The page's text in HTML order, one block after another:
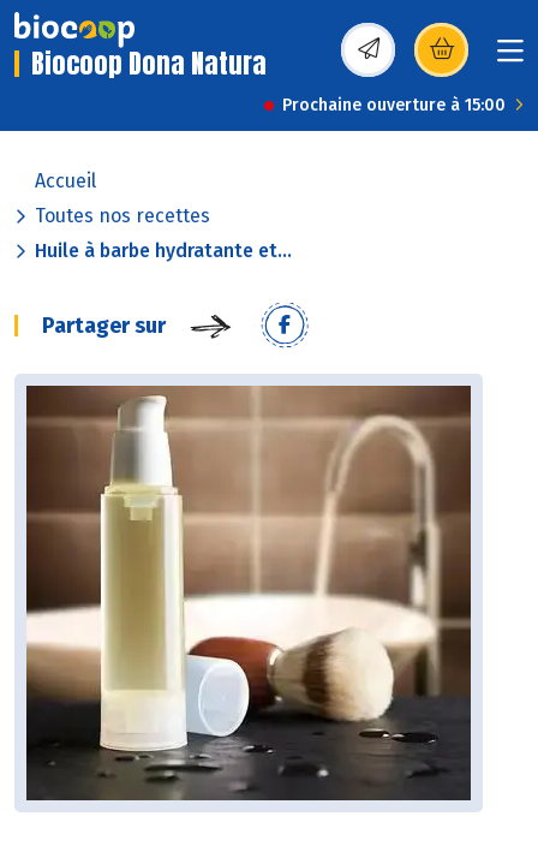
Biocoop Dona Natura (s’ouvre dans une
Prochaine ouverture à 15:00
Accueil
Toutes nos recettes
Huile à barbe hydratante et...
Partager sur